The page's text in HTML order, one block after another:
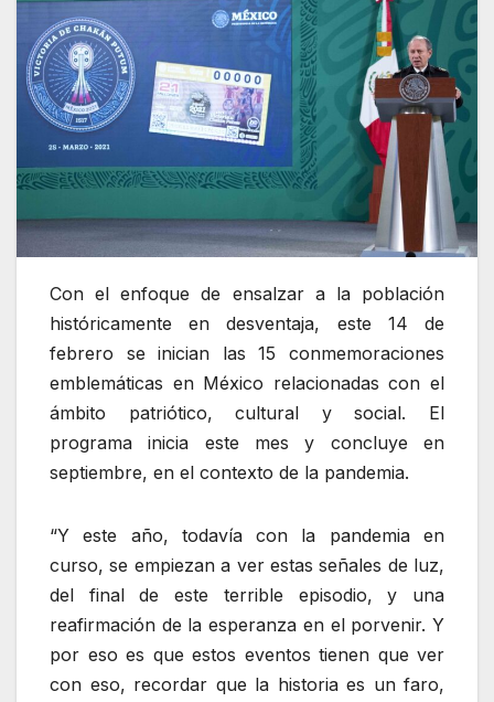
Con el enfoque de ensalzar a la población
históricamente en desventaja, este 14 de
febrero se inician las 15 conmemoraciones
emblemáticas en México relacionadas con el
ámbito patriótico, cultural y social. El
programa inicia este mes y concluye en
septiembre, en el contexto de la pandemia.
“Y este año, todavía con la pandemia en
curso, se empiezan a ver estas señales de luz,
del final de este terrible episodio, y una
reafirmación de la esperanza en el porvenir. Y
por eso es que estos eventos tienen que ver
con eso, recordar que la historia es un faro,